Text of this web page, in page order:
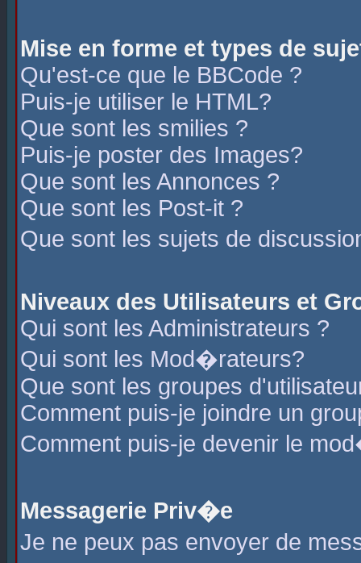
Mise en forme et types de
Qu'est-ce que le BBCode ?
Puis-je utiliser le HTML?
Que sont les smilies ?
Puis-je poster des Images?
Que sont les Annonces ?
Que sont les Post-it ?
Que sont les sujets de
Niveaux des Utilisateurs et
Qui sont les Administrateurs ?
Qui sont les Mod�rateurs?
Que sont les groupes
Comment puis-je joindre un
Comment puis-je devenir le
Messagerie Priv�e
Je ne peux pas envoyer de